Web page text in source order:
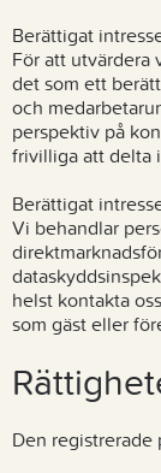
Berättigat
För att utvärdera
det som ett
och
perspektiv på
frivilliga att delta
Berättigat
Vi behandlar
helst kontakta
som gäst eller
Den registrerade